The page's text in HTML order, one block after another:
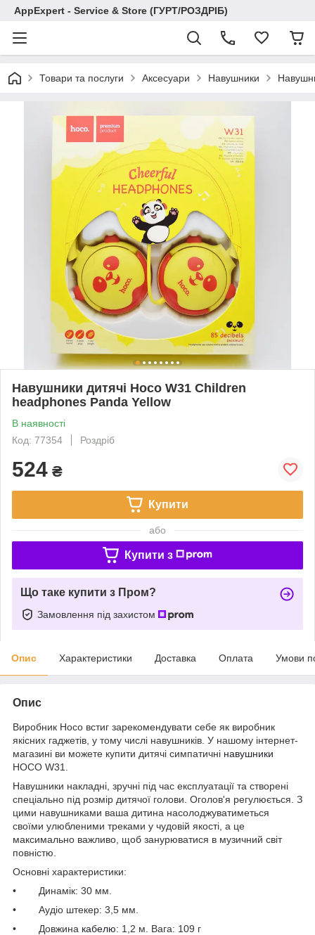
AppExpert - Service & Store (ГУРТ/РОЗДРІБ)
Товари та послуги Аксесуари Навушники
Навушники дитячі Hoco W31 Children
headphones Panda Yellow
В наявності
Код: 77354
Роздріб
524 ₴
Купити
або
Купити з
Що таке купити з Пром?
Замовлення під захистом
Опис Характеристики Доставка Оплата Умови
Опис
Виробник Hoco встиг зарекомендувати себе як виробник
якісних гаджетів, у тому числі навушників. У нашому інтернет-
магазині ви можете купити дитячі симпатичні навушники
HOCO W31.
Навушники накладні, зручні під час експлуатації та створені
спеціально під розмір дитячої голови. Оголов'я регулюється. З
цими навушниками ваша дитина насолоджуватиметься
своїми улюбленими треками у чудовій якості, а це
максимально важливо, щоб занурюватися в музичний світ
повністю.
Основні характеристики:
• Динамік: 30 мм.
• Аудіо штекер: 3,5 мм.
• Довжина кабелю: 1,2 м. Вага: 109 г